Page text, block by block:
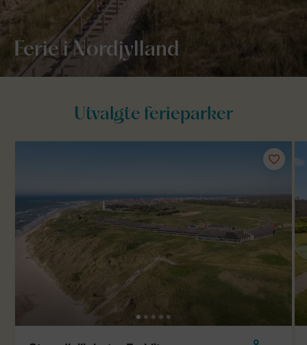
Ferie i Nordjylland